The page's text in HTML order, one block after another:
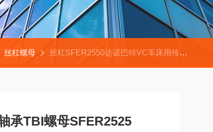
丝杠螺母 丝杠SFER2550达诺巴特VC车床用传动轴承TBI螺母SFER2525
承TBI螺母SFER2525